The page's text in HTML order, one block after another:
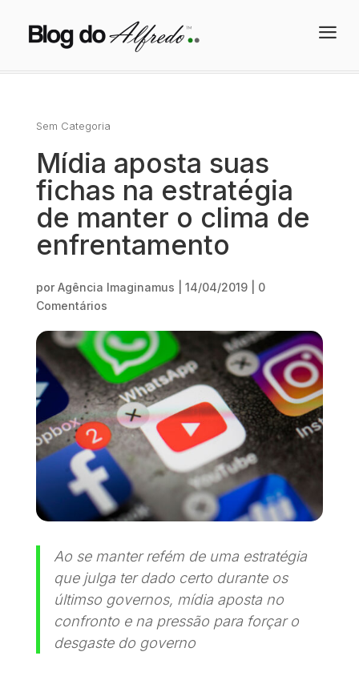
a
Sem Categoria
Mídia aposta suas
fichas na estratégia
de manter o clima de
enfrentamento
por Agência Imaginamus 14/04/2019| 0
Comentários
Ao se manter refém de uma estratégia
que julga ter dado certo durante os
últimso governos, mídia aposta no
confronto e na pressão para forçar o
desgaste do governo